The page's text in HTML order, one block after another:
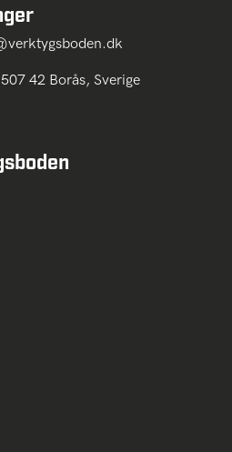
42 Borås, Sverige